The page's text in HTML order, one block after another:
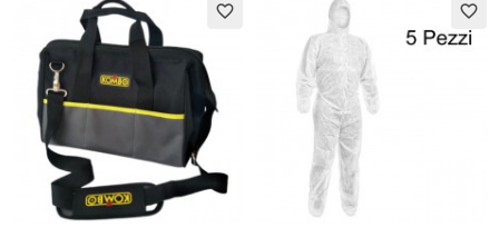
favorite_border favorite_border